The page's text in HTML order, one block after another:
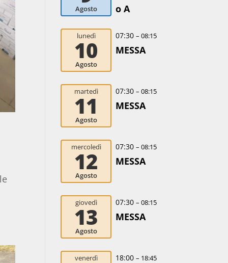
Agosto
o A
lunedì
10
Agosto
07:30 – 08:15
MESSA
martedì
11
Agosto
07:30 – 08:15
MESSA
mercoledì
12
Agosto
07:30 – 08:15
MESSA
giovedì
13
Agosto
07:30 – 08:15
MESSA
venerdì 18:00 – 18:45